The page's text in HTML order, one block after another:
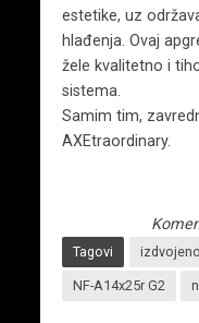
estetike, uz
hlađenja. Ovaj
žele kvalitetno i
sistema.
Samim tim,
AXEtraordinary.
Tagovi izdvojeno
NF-A14x25r G2